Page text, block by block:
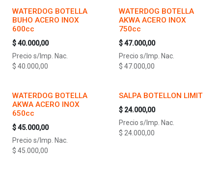
WATERDOG BOTELLA
BUHO ACERO INOX
600cc
$40.000,00
Precio s/Imp. Nac.
$ 40.000,00
WATERDOG BOTELLA
AKWA ACERO INOX
750cc
$47.000,00
Precio s/Imp. Nac.
$ 47.000,00
WATERDOG BOTELLA
AKWA ACERO INOX
650cc
$45.000,00
Precio s/Imp. Nac.
$ 45.000,00
SALPA BOTELLON LIMIT
$ 24.000,00
Precio s/Imp. Nac.
$ 24.000,00